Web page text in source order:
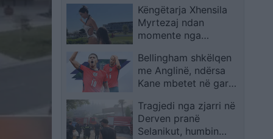
Këngëtarja Xhensila
Myrtezaj ndan
momente nga
Bellingham shkëlqen
me Anglinë, ndërsa
Kane mbetet në garë
Tragjedi nga zjarri në
Derven pranë
Selanikut, humbin